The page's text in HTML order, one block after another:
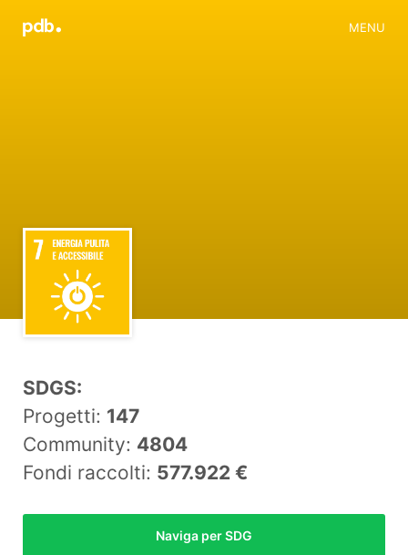
MENU
SDGS:
Progetti: 147
Community: 4804
Fondi raccolti: 577.922 €
Naviga per SDG